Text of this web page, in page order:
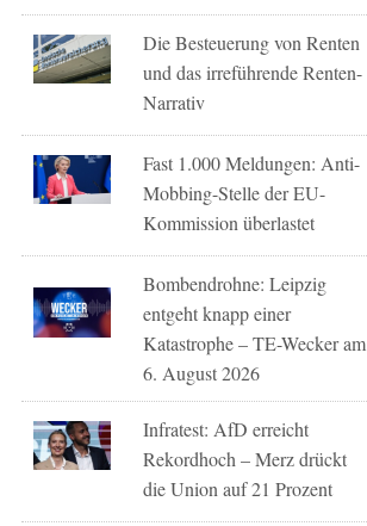
Die Besteuerung von Renten
und das irreführende Renten-
Narrativ
Fast 1.000 Meldungen: Anti-
Mobbing-Stelle der EU-
Kommission überlastet
Bombendrohne: Leipzig
entgeht knapp einer
Katastrophe – TE-Wecker am
6. August 2026
Infratest: AfD erreicht
Rekordhoch – Merz drückt
die Union auf 21 Prozent